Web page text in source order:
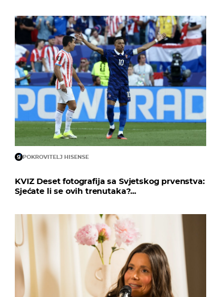
POKROVITELJ HISENSE
KVIZ Deset fotografija sa Svjetskog prvenstva:
Sjećate li se ovih trenutaka?...